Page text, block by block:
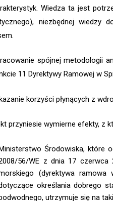
Wiedza ta jest
niezbędnej wiedzy
spójnej metodologii
11 Dyrektywy Ramowej w
korzyści płynących z
przyniesie wymierne efekty, z
Środowiska, które
56/WE z dnia 17 czerwca
(dyrektywa ramowa
określania dobrego
utrzymuje się na